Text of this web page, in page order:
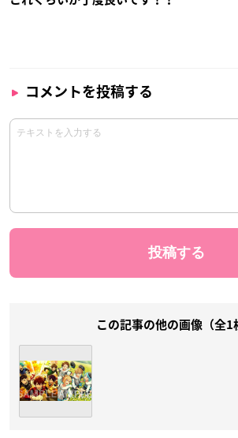
コメントを投稿する
この記事の他の画像（全1